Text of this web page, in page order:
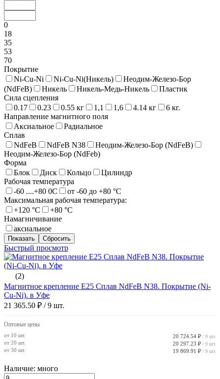
0
18
35
53
70
Покрытие
Ni-Cu-Ni
Ni-Cu-Ni(Никель)
Неодим-Железо-Бор
(NdFeB)
Никель Никель-Медь-Никель
Пластик
Сила сцепления
0.17
0.23 0.55 кг 1,1 1,6 4.14 кг
6 кг.
Направление магнитного поля
Аксиальное
Радиальное
Сплав
NdFeB
NdFeB N38
Неодим-Железо-Бор (NdFeB)
Неодим-Железо-Бор (NdFeb)
Форма
Блок
Диск Кольцо
Цилиндр
Рабочая температура
-60 ....+80 0С
от -60 до +80 °С
Максимальная рабочая температура:
+120 °С
+80 °С
Намагничивание
аксиальное
Быстрый просмотр
(2)
Магнитное крепление E25 Сплав NdFeB N38. Покрытие (Ni-
Cu-Ni). в Уфе
21 365.50 ₽ / 9 шт.
Оптовые цены
от 10 шт. 20 724.54 ₽ / 9 шт.
от 20 шт. 20 297.23 ₽ / 9 шт.
от 30 шт. 19 869.91 ₽ / 9 шт.
Наличие: много